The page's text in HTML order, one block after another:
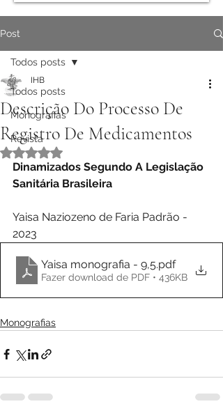
Post
Todos posts
Monografias
Revista
Todos posts
Descrição Do Processo De
Registro De Medicamentos
IHB
Avaliado com NaN de 5 estrelas.
Dinamizados Segundo A Legislação
Sanitária Brasileira
Yaisa Naziozeno de Faria Padrão -
2023
Yaisa monografia - 9,5.pdf
Fazer download de PDF • 436KB
Monografias